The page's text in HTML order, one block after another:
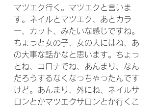
マツエク行く。マツエクと言いま
す。ネイルとマツエク、あとカラ
ー、カット、みたいな感じですね。
ちょっと女の子、女の人にはね、あ
の大事な話かなと思います。ちょっ
とね、コロナでね、あんまり、なん
だろうするなくなっちゃったんです
けど。あんまり、外にね、ネイルサ
ロンとかマツエクサロンとか行くこ